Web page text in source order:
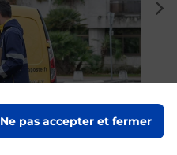
Ne pas accepter et fermer